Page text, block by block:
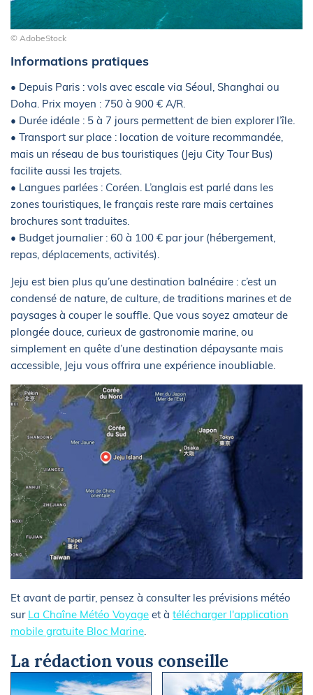
© AdobeStock
Informations pratiques
• Depuis Paris : vols avec escale via Séoul, Shanghai ou
Doha. Prix moyen : 750 à 900 € A/R.
• Durée idéale : 5 à 7 jours permettent de bien explorer l’île.
• Transport sur place : location de voiture recommandée,
mais un réseau de bus touristiques (Jeju City Tour Bus)
facilite aussi les trajets.
• Langues parlées : Coréen. L’anglais est parlé dans les
zones touristiques, le français reste rare mais certaines
brochures sont traduites.
• Budget journalier : 60 à 100 € par jour (hébergement,
repas, déplacements, activités).
Jeju est bien plus qu’une destination balnéaire : c’est un
condensé de nature, de culture, de traditions marines et de
paysages à couper le souffle. Que vous soyez amateur de
plongée douce, curieux de gastronomie marine, ou
simplement en quête d’une destination dépaysante mais
accessible, Jeju vous offrira une expérience inoubliable.
Et avant de partir, pensez à consulter les prévisions météo
sur La Chaîne Météo Voyage et à télécharger l'application
mobile gratuite Bloc Marine
La rédaction vous conseille